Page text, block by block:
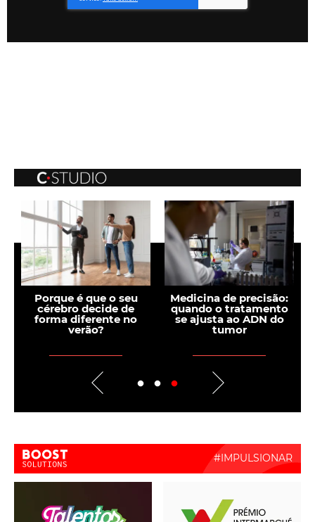
Porque é que o seu
cérebro decide de
forma diferente no
verão?
Medicina de precisão:
quando o tratamento
se ajusta ao ADN do
tumor
Boost Activate